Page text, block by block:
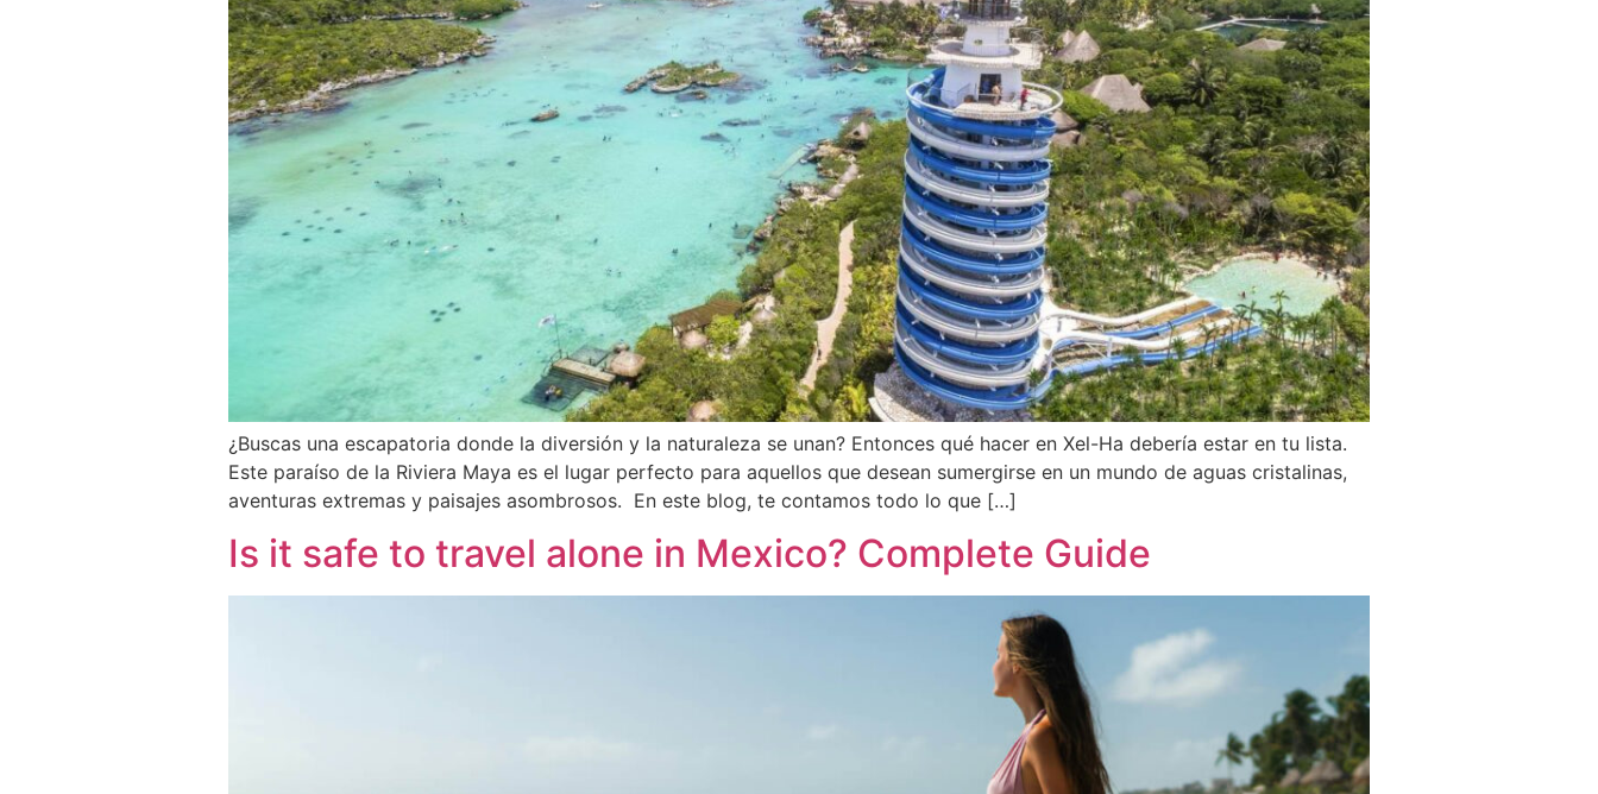
¿Buscas una escapatoria donde la diversión y la naturaleza se unan? Entonces qué hacer en Xel-Ha debería estar en tu lista.
Este paraíso de la Riviera Maya es el lugar perfecto para aquellos que desean sumergirse en un mundo de aguas cristalinas,
aventuras extremas y paisajes asombrosos. En este blog, te contamos todo lo que […]
Is it safe to travel alone in Mexico? Complete Guide